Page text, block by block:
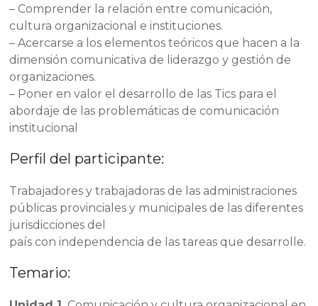
– Comprender la relación entre comunicación,
cultura organizacional e instituciones.
– Acercarse a los elementos teóricos que hacen a la
dimensión comunicativa de liderazgo y gestión de
organizaciones.
– Poner en valor el desarrollo de las Tics para el
abordaje de las problemáticas de comunicación
institucional
Perfil del participante:
Trabajadores y trabajadoras de las administraciones
públicas provinciales y municipales de las diferentes
jurisdicciones del
país con independencia de las tareas que desarrolle.
Temario: